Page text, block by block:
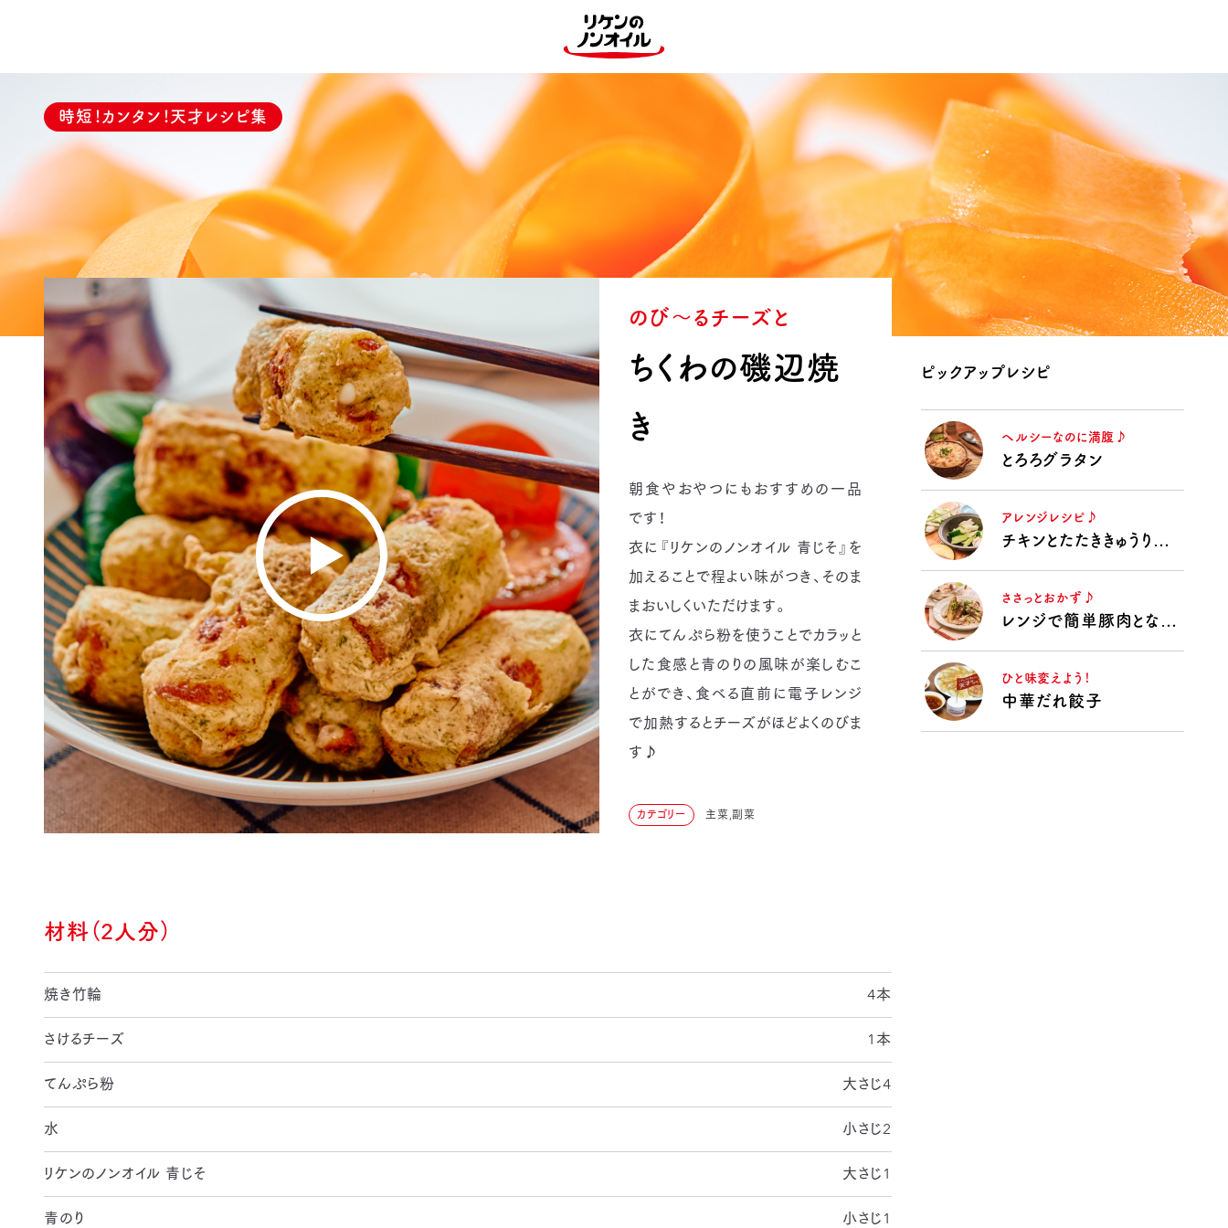
時短！カンタン！天才レシピ集
のび〜るチーズと
ちくわの磯辺焼
き
朝食やおやつにもおすすめの一品
です！
衣に『リケンのノンオイル 青じそ』を
加えることで程よい味がつき、そのま
まおいしくいただけます。
衣にてんぷら粉を使うことでカラッと
した食感と青のりの風味が楽しむこ
とができ、食べる直前に電子レンジ
で加熱するとチーズがほどよくのびま
す♪
カテゴリー 主菜,副菜
材料（2人分）
焼き竹輪 4本
さけるチーズ 1本
てんぷら粉 大さじ4
水 小さじ2
リケンのノンオイル 青じそ 大さじ1
青のり 小さじ1
ピックアップレシピ
ヘルシーなのに満腹♪
とろろグラタン
アレンジレシピ♪
チキンとたたききゅうりのうま塩漬け
ささっとおかず♪
レンジで簡単豚肉となすの揚げない揚げ浸し
ひと味変えよう！
中華だれ餃子